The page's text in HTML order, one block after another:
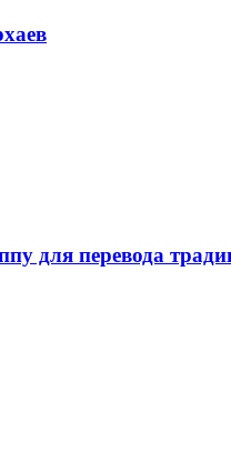
для перевода